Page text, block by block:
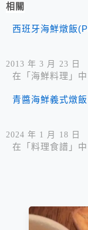
相關
西班牙海鮮燉飯
2013 年 3 月 23 日
在「海鮮料理」中
青醬海鮮義式燉飯
2024 年 1 月 18 日
在「料理食譜」中